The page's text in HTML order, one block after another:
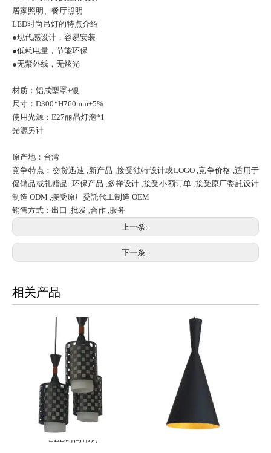
居家照明、餐厅照明
LED时尚吊灯的特点介绍
●现代感设计，容易安装
●低耗电量，节能环保
●无紫外线，无炫光
材质：铝成型罩+银
尺寸：D300*H760mm±5%
使用光源：E27丽晶灯泡*1
光源另计
原产地：台湾
竞争特点：交货迅速 ,新产品 ,接受独特设计或LOGO ,竞争价格 ,适用于
促销品或礼赠品 ,环保产品 ,多样设计 ,接受小额订单 ,接受原厂委託设计
制造 ODM ,接受原厂委託代工制造 OEM
销售方式：出口 ,批发 ,合作 ,服务
上一条:
下一条:
相关产品
LED时尚吊灯